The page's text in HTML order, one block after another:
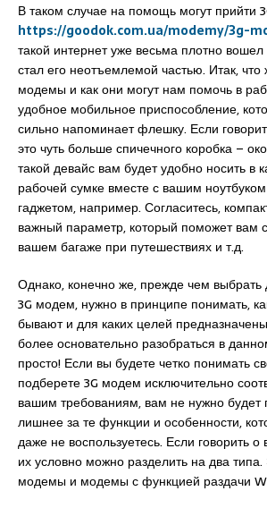
В таком случае на помощь могут прийти
https://goodok.com.ua/modemy/3g-
такой интернет уже весьма плотно
стал его неотъемлемой частью. Итак, что
модемы и как они могут нам помочь в
удобное мобильное приспособление,
сильно напоминает флешку. Если
это чуть больше спичечного коробка –
такой девайс вам будет удобно носить в
рабочей сумке вместе с вашим
гаджетом, например. Согласитесь,
важный параметр, который поможет вам
вашем багаже при путешествиях и т.д.
Однако, конечно же, прежде чем выбрать
3G модем, нужно в принципе понимать,
бывают и для каких целей
более основательно разобраться в
просто! Если вы будете четко понимать
подберете 3G модем исключительно
вашим требованиям, вам не нужно будет
лишнее за те функции и особенности,
даже не воспользуетесь. Если говорить
их условно можно разделить на два
модемы и модемы с функцией раздачи